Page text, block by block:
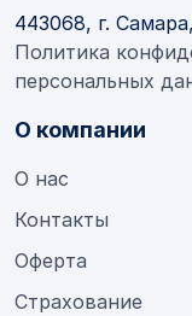
443068, г.
Политика
персональных
О компании
О нас
Контакты
Оферта
Страхование